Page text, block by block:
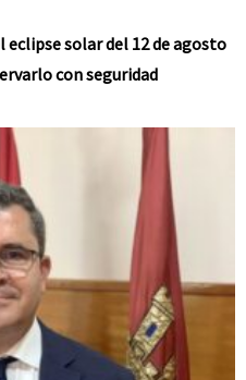
eclipse solar del 12 de agosto
con seguridad